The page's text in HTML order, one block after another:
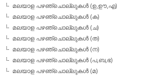
മലയാള പഴഞ്ചൊല്ലുകള്‍ (ഉ,ഊ,എ)
മലയാള പഴഞ്ചൊല്ലുകള്‍ (ക)
മലയാള പഴഞ്ചൊല്ലുകള്‍ (ച)
മലയാള പഴഞ്ചൊല്ലുകള്‍ (ത)
മലയാള പഴഞ്ചൊല്ലുകള്‍ (ന)
മലയാള പഴഞ്ചൊല്ലുകള്‍ (പ,ബ,ഭ)
മലയാള പഴഞ്ചൊല്ലുകള്‍ (മ)